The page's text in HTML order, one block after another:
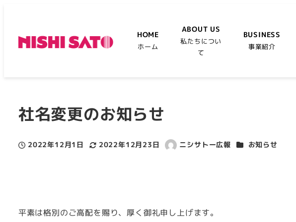
HOME
ホーム
ABOUT US
私たちについ
て
BUSINESS
事業紹介
社名変更のお知らせ
投稿日
2022年12月1日
更新日
2022年12月23日
著
ニシサトー広報 カテゴリー
お知らせ
平素は格別のご高配を賜り、厚く御礼申し上げます。